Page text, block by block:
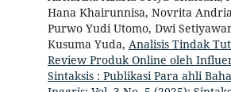
Hana Khairunnisa, Novrita
Purwo Yudi Utomo, Dwi
Kusuma Yuda, Analisis Tindak
Review Produk Online oleh
Sintaksis : Publikasi Para ahli